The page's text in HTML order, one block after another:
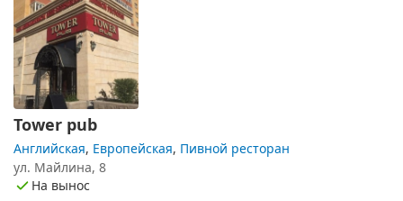
Tower pub
Английская, Европейская, Пивной ресторан
ул. Майлина, 8
На вынос